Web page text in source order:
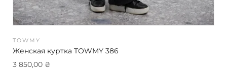
TOWMY
Женская куртка TOWMY 386
3 850,00 ₴